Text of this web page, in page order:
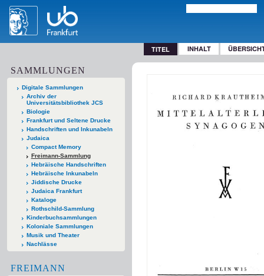
TITEL INHALT
SAMMLUNGEN
Digitale Sammlungen
Archiv der
Universitätsbibliothek JCS
Biologie
Frankfurt und Seltene Drucke
Handschriften und Inkunabeln
Judaica
Compact Memory
Freimann-Sammlung
Hebräische Handschriften
Hebräische Inkunabeln
Jiddische Drucke
Judaica Frankfurt
Kataloge
Rothschild-Sammlung
Kinderbuchsammlungen
Koloniale Sammlungen
Musik und Theater
Nachlässe
FREIMANN